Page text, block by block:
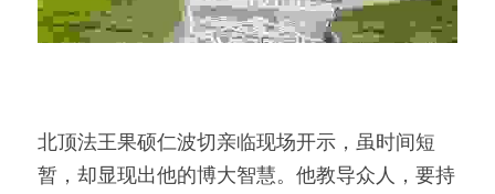
北顶法王果硕仁波切亲临现场开示，虽时间短
暂，却显现出他的博大智慧。他教导众人，要持